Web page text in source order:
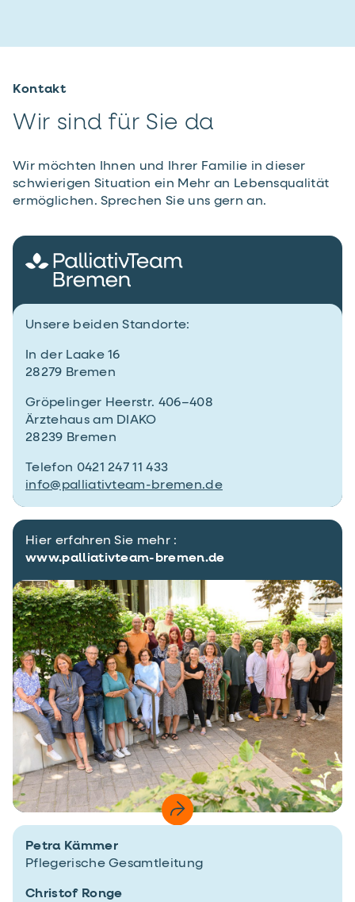
Kontakt
Wir sind für Sie da
Wir möchten Ihnen und Ihrer Familie in dieser
schwierigen Situation ein Mehr an Lebensqualität
ermöglichen. Sprechen Sie uns gern an.
Unsere beiden Standorte:
In der Laake 16
28279 Bremen
Gröpelinger Heerstr. 406–408
Ärztehaus am DIAKO
28239 Bremen
Telefon 0421 247 11 433
info@palliativteam-bremen.de
Hier erfahren Sie mehr :
www.palliativteam-bremen.de
Petra Kämmer
Pflegerische Gesamtleitung
Christof Ronge